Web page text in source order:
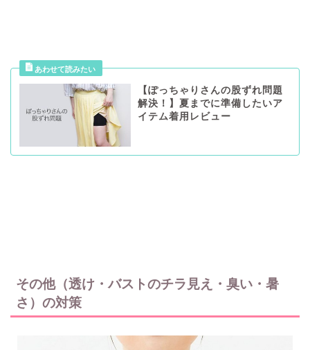
【ぽっちゃりさんの股ずれ問題
解決！】夏までに準備したいア
イテム着用レビュー
その他（透け・バストのチラ見え・臭い・暑
さ）の対策